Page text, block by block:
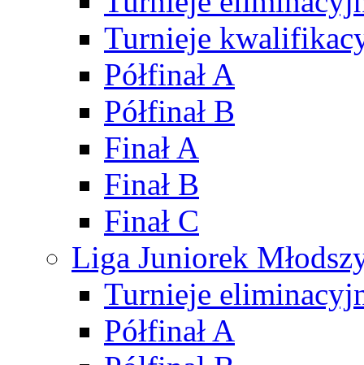
Turnieje
Półfinał A
Półfinał B
Finał A
Finał B
Finał C
Liga Juniorek
Turnieje
Półfinał A